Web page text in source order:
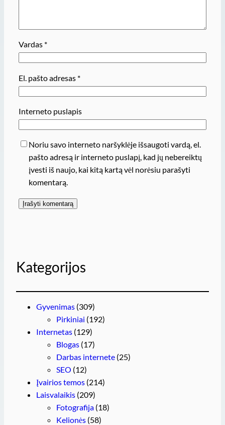
Vardas *
El. pašto adresas *
Interneto puslapis
Noriu savo interneto naršyklėje išsaugoti vardą, el.
pašto adresą ir interneto puslapį, kad jų nebereiktų
įvesti iš naujo, kai kitą kartą vėl norėsiu parašyti
komentarą.
Kategorijos
Gyvenimas (309)
Pirkiniai (192)
Internetas (129)
Blogas (17)
Darbas internete (25)
SEO (12)
Įvairios temos (214)
Laisvalaikis (209)
Fotografija (18)
Kelionės (58)